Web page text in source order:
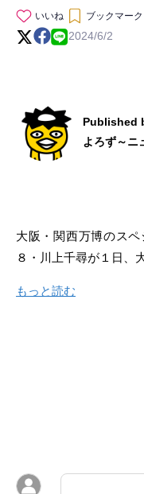
いいね ブックマーク
2024/6/2
Published
よろず～ニ
大阪・関西万博のス
８・川上千尋が１日、
もっと読む